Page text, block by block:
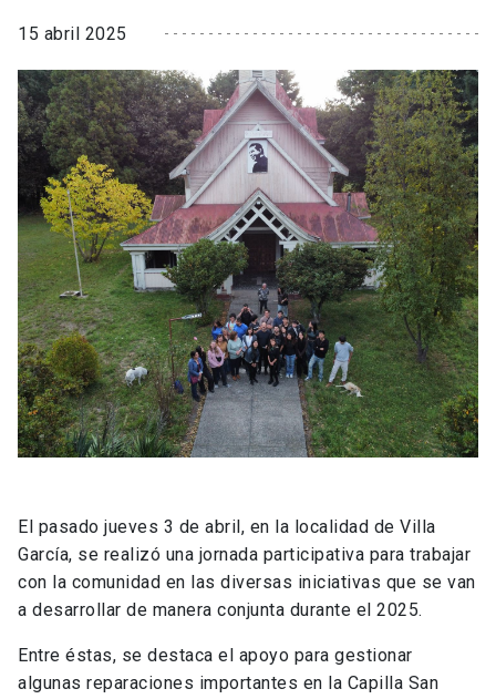
15 abril 2025
El pasado jueves 3 de abril, en la localidad de Villa
García, se realizó una jornada participativa para trabajar
con la comunidad en las diversas iniciativas que se van
a desarrollar de manera conjunta durante el 2025.
Entre éstas, se destaca el apoyo para gestionar
algunas reparaciones importantes en la Capilla San